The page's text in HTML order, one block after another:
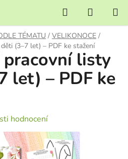
Hledat
KOŠÍK
TÉMATU / VELIKONOCE /
(3–7 let) – PDF ke stažení
listy
let) – PDF ke
hodnocení